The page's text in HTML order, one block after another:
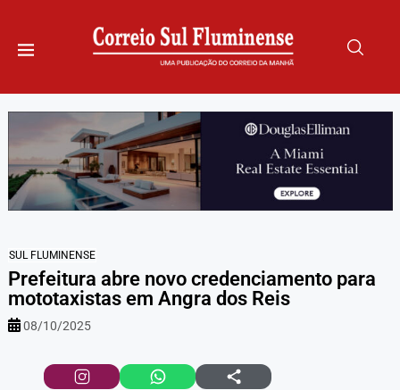
SUL FLUMINENSE
Prefeitura abre novo credenciamento para
mototaxistas em Angra dos Reis
08/10/2025